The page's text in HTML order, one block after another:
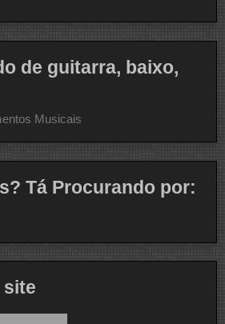
de guitarra, baixo,
Musicais
Tá Procurando por:
site